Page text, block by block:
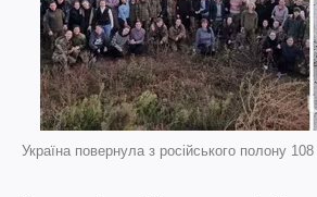
Україна повернула з російського полону 108